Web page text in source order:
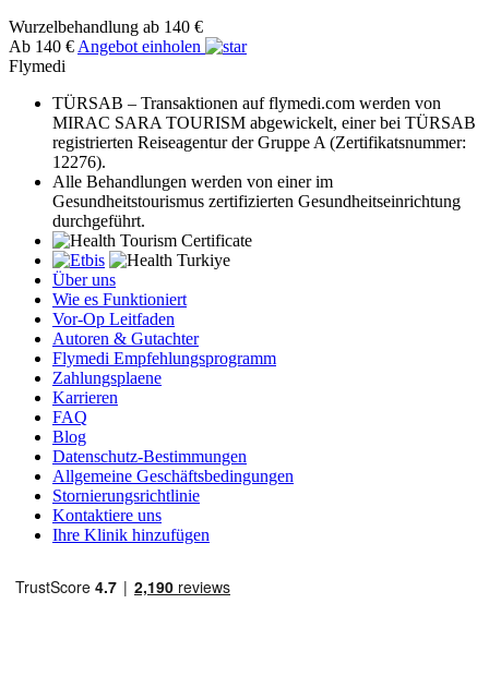
Wurzelbehandlung ab 140 €
Ab 140 € Angebot einholen
Flymedi
TÜRSAB – Transaktionen auf flymedi.com werden von
MIRAC SARA TOURISM abgewickelt, einer bei TÜRSAB
registrierten Reiseagentur der Gruppe A (Zertifikatsnummer:
12276).
Alle Behandlungen werden von einer im
Gesundheitstourismus zertifizierten Gesundheitseinrichtung
durchgeführt.
Über uns
Wie es Funktioniert
Vor-Op Leitfaden
Autoren & Gutachter
Flymedi Empfehlungsprogramm
Zahlungsplaene
Karrieren
FAQ
Blog
Datenschutz-Bestimmungen
Allgemeine Geschäftsbedingungen
Stornierungsrichtlinie
Kontaktiere uns
Ihre Klinik hinzufügen